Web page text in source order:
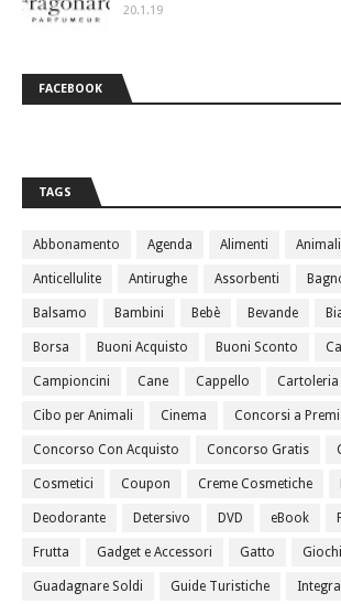
20.1.19
FACEBOOK
TAGS
Abbonamento Agenda Alimenti Animali
Anticellulite Antirughe Assorbenti
Balsamo Bambini Bebè Bevande
Borsa Buoni Acquisto Buoni Sconto
Campioncini Cane Cappello Cartoleria
Cibo per Animali Cinema Concorsi a Premi
Concorso Con Acquisto Concorso Gratis
Cosmetici Coupon Creme Cosmetiche
Deodorante Detersivo DVD eBook
Frutta Gadget e Accessori Gatto Giochi
Guadagnare Soldi Guide Turistiche